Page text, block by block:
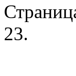
23.